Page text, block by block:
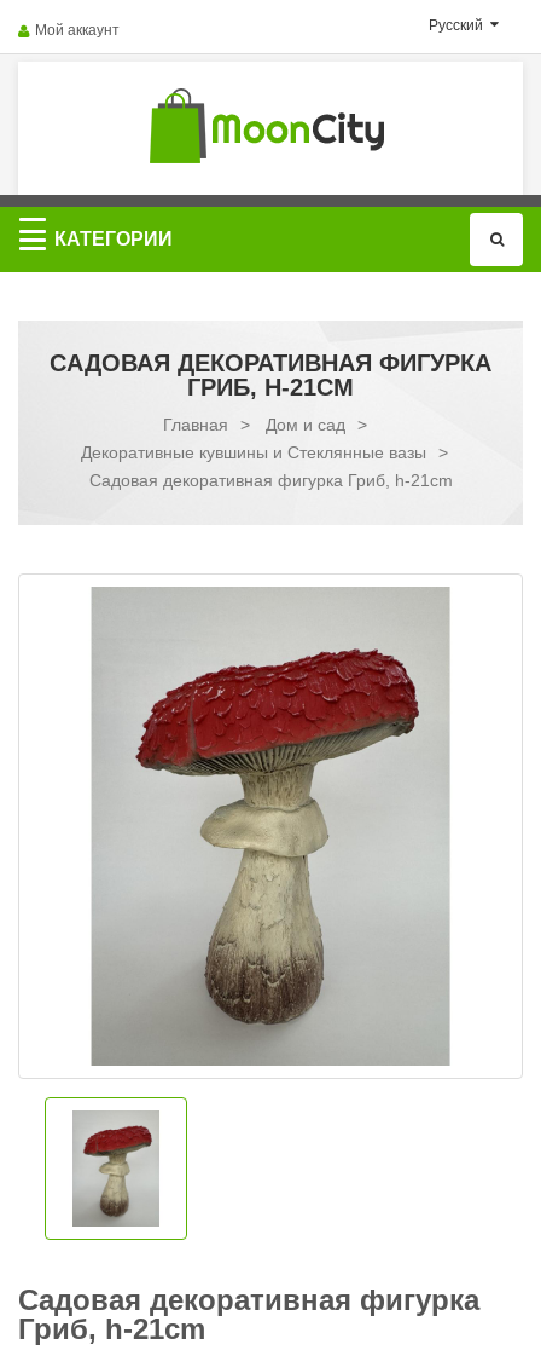
Русский
Мой аккаунт
Категории
КАТЕГОРИИ
САДОВАЯ ДЕКОРАТИВНАЯ ФИГУРКА
ГРИБ, H-21CM
Главная > Дом и сад
>
Декоративные кувшины и Стеклянные вазы
>
Садовая декоративная фигурка Гриб, h-21cm
Садовая декоративная фигурка
Гриб, h-21cm